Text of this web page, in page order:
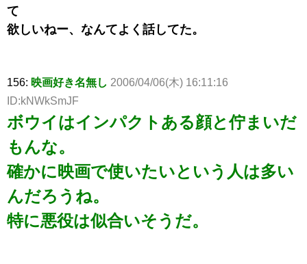
て
欲しいねー、なんてよく話してた。
156: 映画好き名無し 2006/04/06(木) 16:11:16
ID:kNWkSmJF
ボウイはインパクトある顔と佇まいだ
もんな。
確かに映画で使いたいという人は多い
んだろうね。
特に悪役は似合いそうだ。